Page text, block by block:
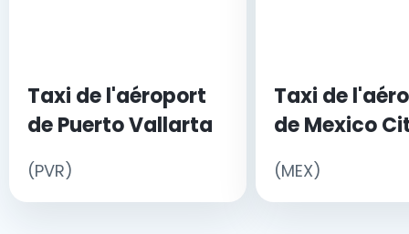
Taxi de l'aéroport
de Puerto Vallarta
(PVR)
Taxi de
de Mexico
(MEX)